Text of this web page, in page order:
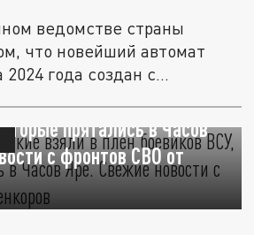
ведомстве страны
что новейший автомат
года создан с...
взяли в плен
прятались в Часов
с фронтов СВО от